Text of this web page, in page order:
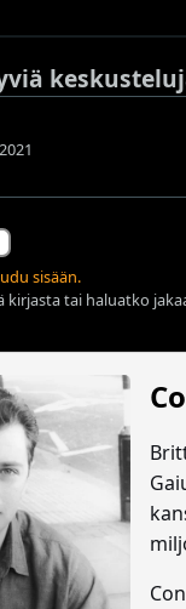
sisään.
kirjasta tai haluatko